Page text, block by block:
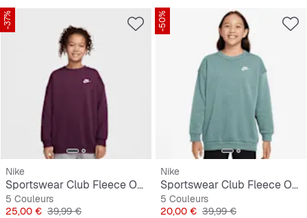
-37%
Nike
Sportswear Club Fleece Oversized Sweatshirt
5 Couleurs
Prix
25,00 € Prix original
39,99 €
-50%
Nike
Sportswear Club Fleece Oversized Crew
5 Couleurs
Prix
20,00 € Prix original
39,99 €